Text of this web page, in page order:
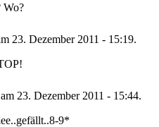
Wo?
23. Dezember 2011 - 15:19.
am 23. Dezember 2011 - 15:44.
9*